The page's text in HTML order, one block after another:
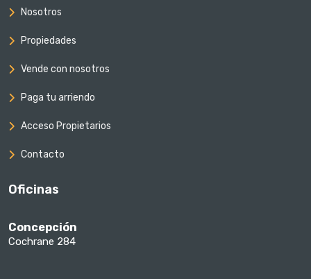
Nosotros
Propiedades
Vende con nosotros
Paga tu arriendo
Acceso Propietarios
Contacto
Oficinas
Concepción
Cochrane 284